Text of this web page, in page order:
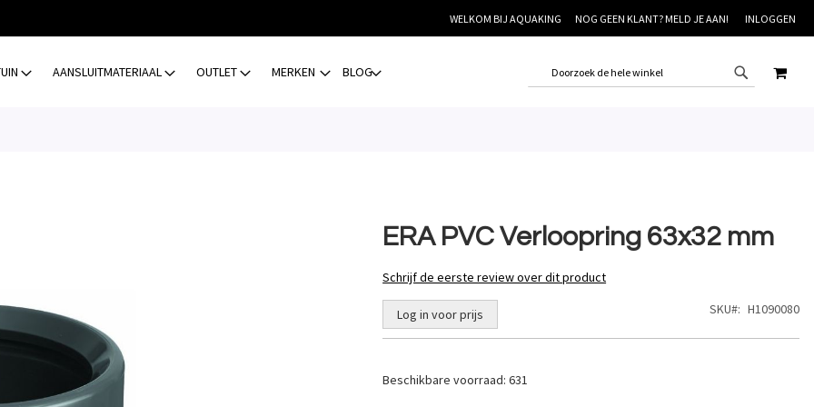
WELKOM BIJ AQUAKING NOG GEEN KLANT? MELD JE AAN! INLOGGEN
AANSLUITMATERIAAL OUTLET MERKEN BLOG
ERA PVC Verloopring 63x32 mm
Schrijf de eerste review over dit product
Log in voor prijs SKU H1090080
Beschikbare voorraad: 631